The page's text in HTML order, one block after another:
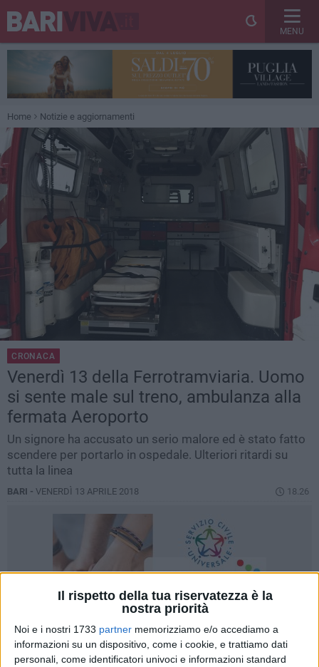
Il rispetto della tua riservatezza è la
nostra priorità
Noi e i nostri 1733 partner memorizziamo e/o accediamo a
informazioni su un dispositivo, come i cookie, e trattiamo dati
personali, come identificatori univoci e informazioni standard
MENU
Home Notizie e aggiornamenti
CRONACA
Venerdì 13 della Ferrotramviaria. Uomo
si sente male sul treno, ambulanza alla
fermata Aeroporto
Un signore ha accusato un serio malore ed è stato fatto
scendere per portarlo in ospedale. Ulteriori ritardi su
tutta la linea
BARI - VENERDÌ 13 APRILE 2018 18.26